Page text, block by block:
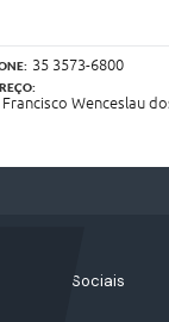
35 3573-6800
Wenceslau
Redes Sociais